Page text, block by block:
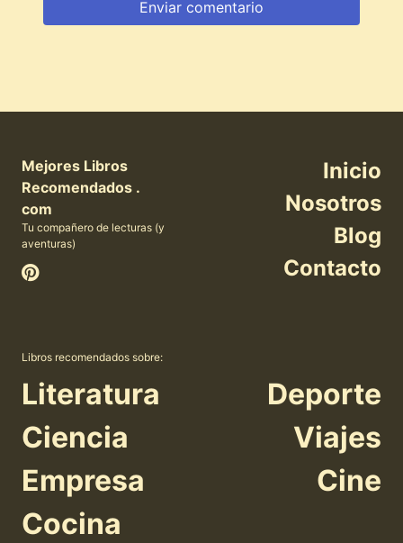
Mejores Libros
Recomendados .
com
Tu compañero de lecturas (y
aventuras)
Inicio
Nosotros
Blog
Contacto
Libros recomendados sobre:
Literatura
Ciencia
Empresa
Cocina
Deporte
Viajes
Cine